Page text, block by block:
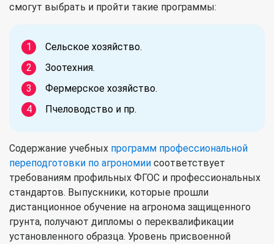
смогут выбрать и пройти такие программы:
Сельское хозяйство.
Зоотехния.
Фермерское хозяйство.
Пчеловодство и пр.
Содержание учебных программ профессиональной
переподготовки по агрономии соответствует
требованиям профильных ФГОС и профессиональных
стандартов. Выпускники, которые прошли
дистанционное обучение на агронома защищенного
грунта, получают дипломы о переквалификации
установленного образца. Уровень присвоенной